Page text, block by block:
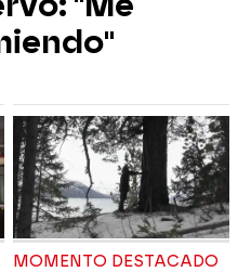
MOMENTO DESTACADO